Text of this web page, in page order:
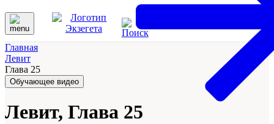
Главная
Левит
Глава 25
Обучающее видео
Левит, Глава 25